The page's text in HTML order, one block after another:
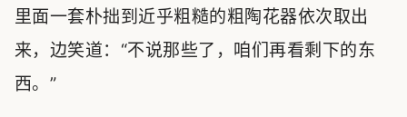
里面一套朴拙到近乎粗糙的粗陶花器依次取出
来，边笑道：“不说那些了，咱们再看剩下的东
西。”